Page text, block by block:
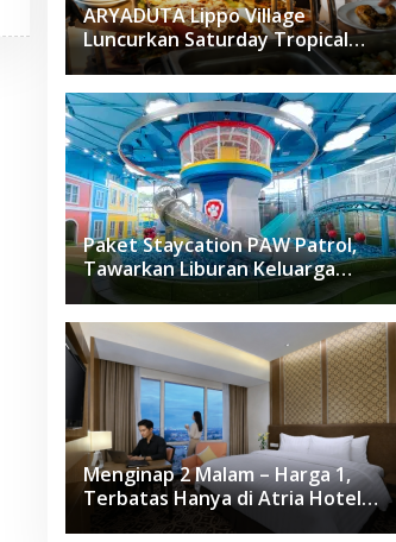
ARYADUTA Lippo Village
Luncurkan Saturday Tropical
Brunch
Paket Staycation PAW Patrol,
Tawarkan Liburan Keluarga
Menyenangkan Hanya di Herloom
Hotel BSD
Menginap 2 Malam – Harga 1,
Terbatas Hanya di Atria Hotel